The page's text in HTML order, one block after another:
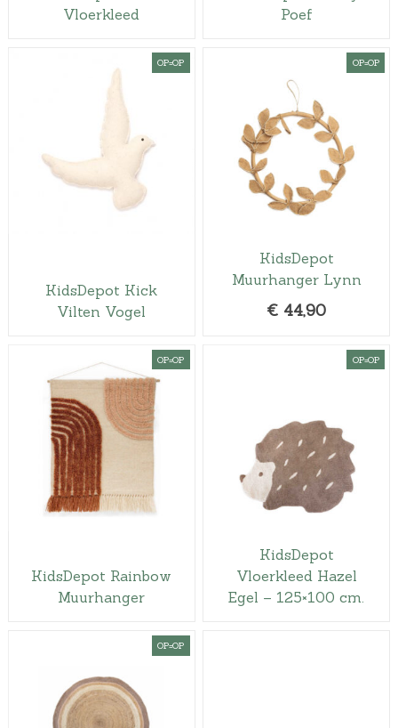
Vloerkleed
Poef
OP=OP
KidsDepot Kick
Vilten Vogel
OP=OP
KidsDepot
Muurhanger Lynn
€ 44,90
OP=OP
KidsDepot Rainbow
Muurhanger
OP=OP
KidsDepot
Vloerkleed Hazel
Egel – 125×100 cm.
OP=OP